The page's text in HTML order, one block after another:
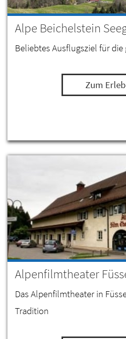
Alpe Beichelstein
Beliebtes Ausflugsziel für die
Zum
Alpenfilmtheater
Das Alpenfilmtheater in
Tradition